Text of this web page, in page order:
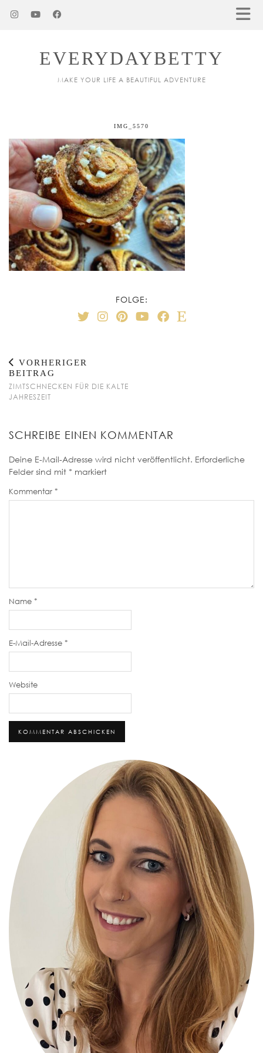
EVERYDAYBETTY
MAKE YOUR LIFE A BEAUTIFUL ADVENTURE
IMG_5570
FOLGE:
VORHERIGER
BEITRAG
ZIMTSCHNECKEN FÜR DIE KALTE
JAHRESZEIT
SCHREIBE EINEN KOMMENTAR
Deine E-Mail-Adresse wird nicht veröffentlicht. Erforderliche
Felder sind mit * markiert
Kommentar *
Name *
E-Mail-Adresse *
Website